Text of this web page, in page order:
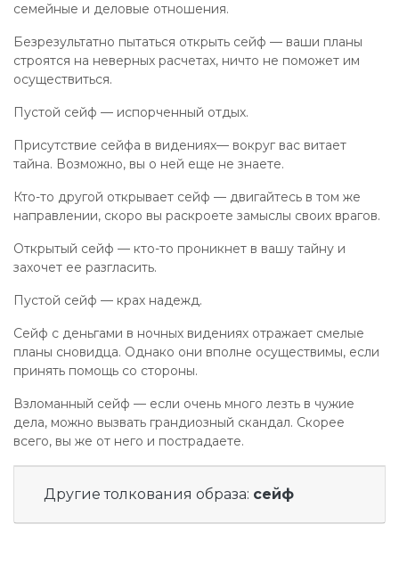
семейные и деловые отношения.
Безрезультатно пытаться открыть сейф — ваши планы
строятся на неверных расчетах, ничто не поможет им
осуществиться.
Пустой сейф — испорченный отдых.
Присутствие сейфа в видениях— вокруг вас витает
тайна. Возможно, вы о ней еще не знаете.
Кто-то другой открывает сейф — двигайтесь в том же
направлении, скоро вы раскроете замыслы своих врагов.
Открытый сейф — кто-то проникнет в вашу тайну и
захочет ее разгласить.
Пустой сейф — крах надежд.
Сейф с деньгами в ночных видениях отражает смелые
планы сновидца. Однако они вполне осуществимы, если
принять помощь со стороны.
Взломанный сейф — если очень много лезть в чужие
дела, можно вызвать грандиозный скандал. Скорее
всего, вы же от него и пострадаете.
Другие толкования образа: сейф